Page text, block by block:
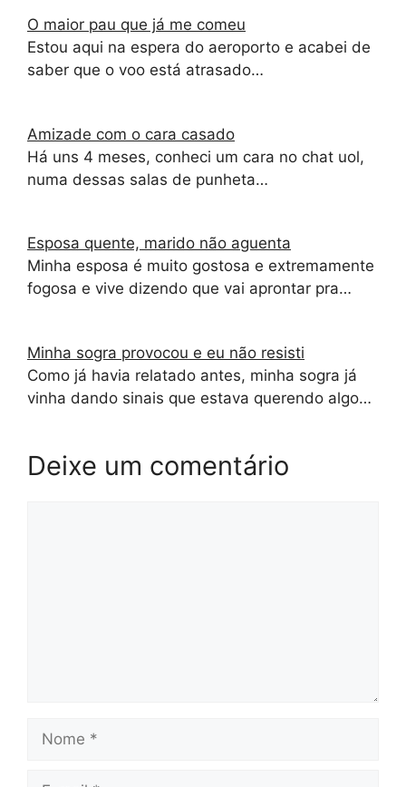
O maior pau que já me comeu
Estou aqui na espera do aeroporto e acabei de
saber que o voo está atrasado…
Amizade com o cara casado
Há uns 4 meses, conheci um cara no chat uol,
numa dessas salas de punheta…
Esposa quente, marido não aguenta
Minha esposa é muito gostosa e extremamente
fogosa e vive dizendo que vai aprontar pra…
Minha sogra provocou e eu não resisti
Como já havia relatado antes, minha sogra já
vinha dando sinais que estava querendo algo…
Deixe um comentário
Nome